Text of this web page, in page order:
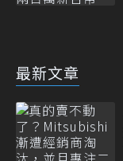
最新文章